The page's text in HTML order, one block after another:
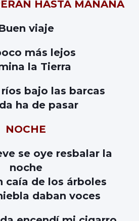
HASTA MAÑANA
viaje
más lejos
la Tierra
bajo las barcas
ha de pasar
NOCHE
se oye resbalar la
noche
caía de los árboles
daban voces